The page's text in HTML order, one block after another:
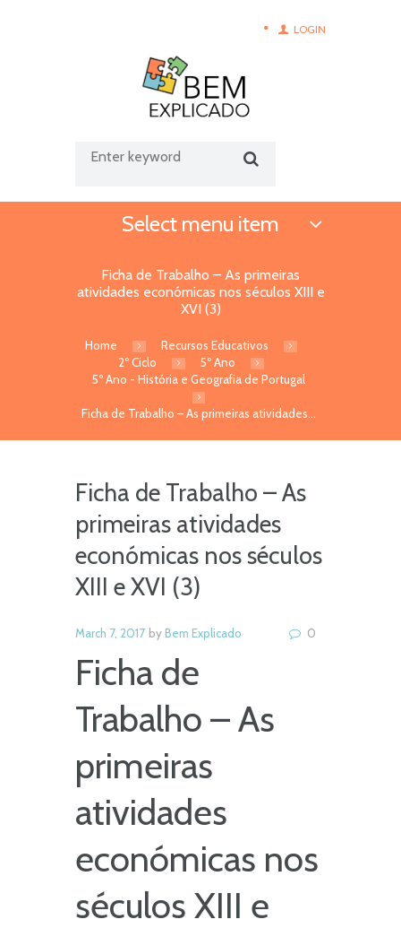
LOGIN
Select menu item
Ficha de Trabalho – As primeiras
atividades económicas nos séculos XIII e
XVI (3)
Home
Recursos Educativos
2º Ciclo
5º Ano
5º Ano - História e Geografia de Portugal
Ficha de Trabalho – As primeiras atividades...
Ficha de Trabalho – As
primeiras atividades
económicas nos séculos
XIII e XVI (3)
March 7, 2017 byBem Explicado 0
Ficha de
Trabalho – As
primeiras
atividades
económicas nos
séculos XIII e